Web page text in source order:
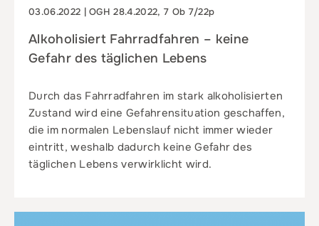
03.06.2022 | OGH 28.4.2022, 7 Ob 7/22p
Alkoholisiert Fahrradfahren – keine
Gefahr des täglichen Lebens
Durch das Fahrradfahren im stark alkoholisierten
Zustand wird eine Gefahrensituation geschaffen,
die im normalen Lebenslauf nicht immer wieder
eintritt, weshalb dadurch keine Gefahr des
täglichen Lebens verwirklicht wird.